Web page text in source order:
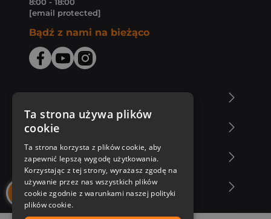
[email protected]
Bądź z nami na bieżąco
Zakupy u nas
Nasza oferta
Nasi autorzy
Ta strona używa plików
cookie
Ta strona korzysta z plików cookie, aby
zapewnić lepszą wygodę użytkowania.
Korzystając z tej strony, wyrażasz zgodę na
używanie przez nas wszystkich plików
cookie zgodnie z warunkami naszej polityki
plików cookie.